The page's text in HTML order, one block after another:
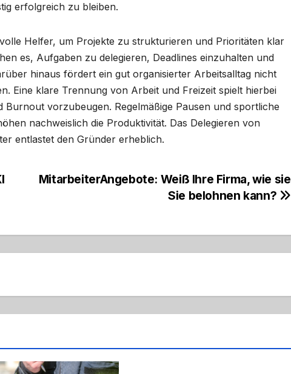
erfolgreich zu bleiben.
Helfer, um Projekte zu strukturieren und Prioritäten klar
es, Aufgaben zu delegieren, Deadlines einzuhalten und
hinaus fördert ein gut organisierter Arbeitsalltag nicht
Eine klare Trennung von Arbeit und Freizeit spielt hierbei
vorzubeugen. Regelmäßige Pausen und sportliche
nachweislich die Produktivität. Das Delegieren von
entlastet den Gründer erheblich.
MitarbeiterAngebote: Weiß Ihre Firma, wie sie
Sie belohnen kann?